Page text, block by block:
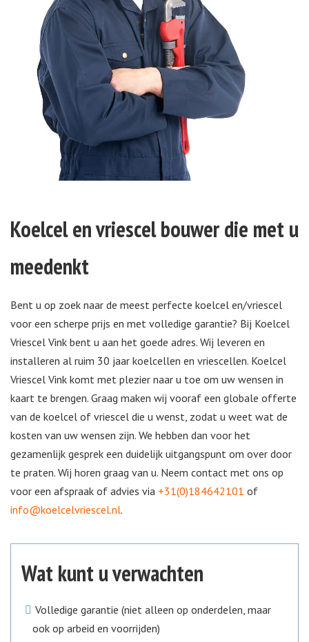
Koelcel en vriescel bouwer die met u
meedenkt
Bent u op zoek naar de meest perfecte koelcel en/vriescel
voor een scherpe prijs en met volledige garantie? Bij Koelcel
Vriescel Vink bent u aan het goede adres. Wij leveren en
installeren al ruim 30 jaar koelcellen en vriescellen. Koelcel
Vriescel Vink komt met plezier naar u toe om uw wensen in
kaart te brengen. Graag maken wij vooraf een globale offerte
van de koelcel of vriescel die u wenst, zodat u weet wat de
kosten van uw wensen zijn. We hebben dan voor het
gezamenlijk gesprek een duidelijk uitgangspunt om over door
te praten. Wij horen graag van u. Neem contact met ons op
voor een afspraak of advies via +31(0)184642101 of
info@koelcelvriescel.nl.
Wat kunt u verwachten
Volledige garantie (niet alleen op onderdelen, maar
ook op arbeid en voorrijden)